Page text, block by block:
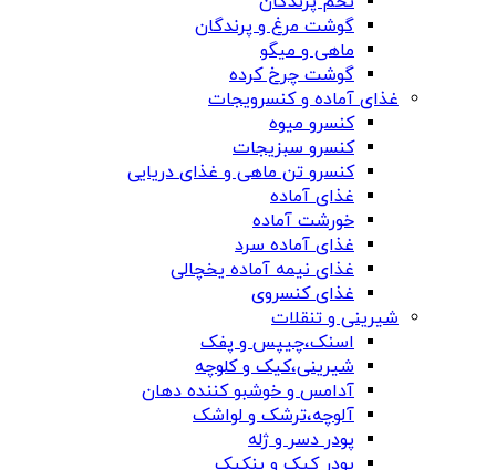
گوشت مرغ و پرندگان
ماهی و میگو
گوشت چرخ کرده
غذای آماده و کنسرویجات
کنسرو میوه
کنسرو سبزیجات
کنسرو تن ماهی و غذای دریایی
غذای آماده
خورشت آماده
غذای آماده سرد
غذای نیمه آماده یخچالی
غذای کنسروی
شیرینی و تنقلات
اسنک،چیپس و پفک
شیرینی،کیک و کلوچه
آدامس و خوشبو کننده دهان
آلوچه،ترشک و لواشک
پودر دسر و ژله
پودر کیک و پنکیک